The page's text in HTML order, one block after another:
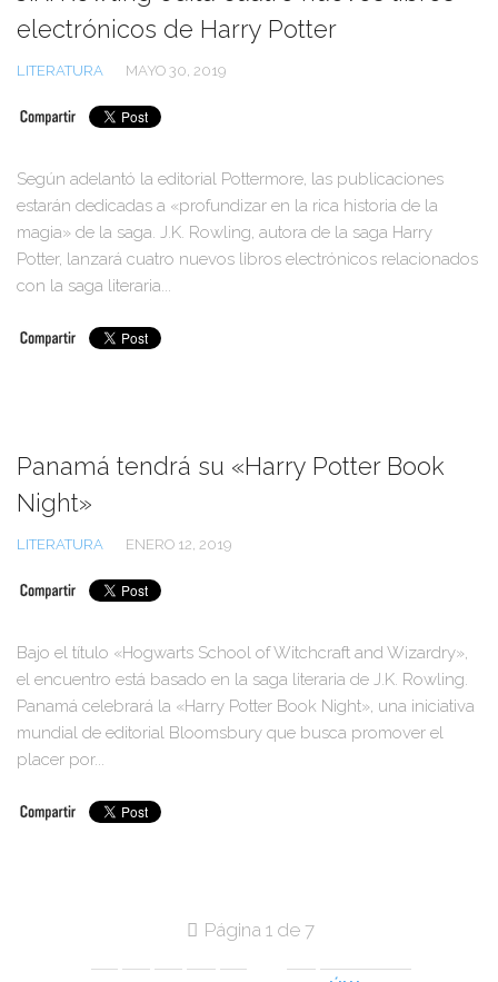
electrónicos de Harry Potter
LITERATURA MAYO 30, 2019
Según adelantó la editorial Pottermore, las publicaciones
estarán dedicadas a «profundizar en la rica historia de la
magia» de la saga. J.K. Rowling, autora de la saga Harry
Potter, lanzará cuatro nuevos libros electrónicos relacionados
con la saga literaria...
Panamá tendrá su «Harry Potter Book
Night»
LITERATURA ENERO 12, 2019
Bajo el título «Hogwarts School of Witchcraft and Wizardry»,
el encuentro está basado en la saga literaria de J.K. Rowling.
Panamá celebrará la «Harry Potter Book Night», una iniciativa
mundial de editorial Bloomsbury que busca promover el
placer por...
Página 1 de 7